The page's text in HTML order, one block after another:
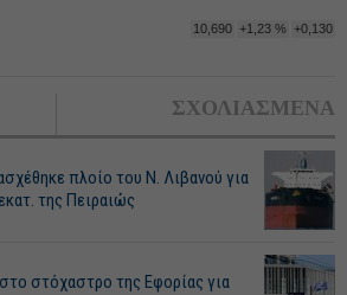
10,690 +1,23 % +0,130
ΣΧΟΛΙΑΣΜΕΝΑ
πλοίο του Ν. Λιβανού για
της Πειραιώς
στόχαστρο της Εφορίας για